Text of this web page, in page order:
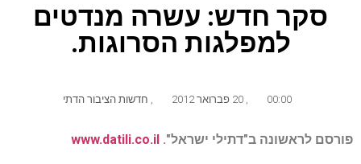
סקר חדש: עשרה מנדטים
למפלגות הסרוגות.
00:00
,
, חדשות הציבור הדתי
פורסם לראשונה ב"דתילי ישראל".